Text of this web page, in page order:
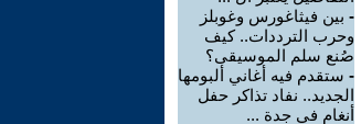
- بين فيثاغورس وغوبلز
وحرب الترددات.. كيف
صُنع سلم الموسيقى؟
- ستقدم فيه أغاني ألبومها
الجديد.. نفاد تذاكر حفل
أنغام في جدة ...